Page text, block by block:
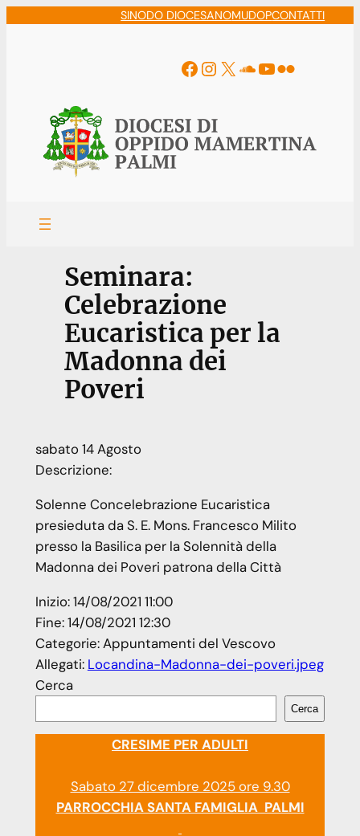
SINODO DIOCESANOMUDOPCONTATTI
Facebook
Instagram
X Soundcloud
YouTube
Flickr
Seminara:
Celebrazione
Eucaristica per la
Madonna dei
Poveri
sabato14Agosto
Descrizione:
Solenne Concelebrazione Eucaristica
presieduta da S. E. Mons. Francesco Milito
presso la Basilica per la Solennità della
Madonna dei Poveri patrona della Città
Inizio:14/08/2021 11:00
Fine:14/08/2021 12:30
Categorie:Appuntamenti del Vescovo
Allegati: Locandina-Madonna-dei-poveri.jpeg
Cerca
Cerca
CRESIME PER ADULTI
Sabato 27 dicembre 2025 ore 9.30
PARROCCHIA SANTA FAMIGLIA PALMI